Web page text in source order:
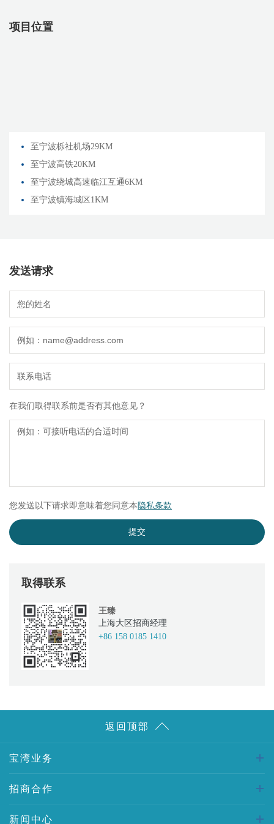
项目位置
至宁波栎社机场29KM
至宁波高铁20KM
至宁波绕城高速临江互通6KM
至宁波镇海城区1KM
发送请求
在我们取得联系前是否有其他意见？
您发送以下请求即意味着您同意本 隐私条款
提交
取得联系
王臻
上海大区招商经理
+86 158 0185 1410
返回顶部
宝湾业务
招商合作
新闻中心